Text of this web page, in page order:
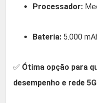
Processador:
Bateria: 5.000
✅ Ótima opção para
desempenho e rede